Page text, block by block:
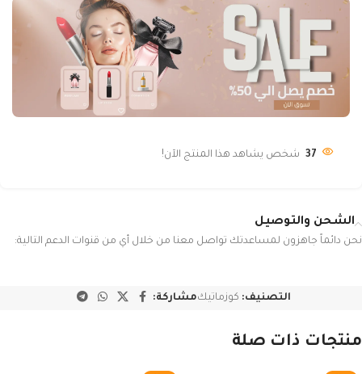
37 شخص يشاهد هذا المنتج الآن!
الشحن والتوصيل
نحن دائماً جاهزون لمساعدتك تواصل معنا من خلال أي من قنوات الدعم التالية:
التصنيف: كوزماتيكمشاركة:
منتجات ذات صلة